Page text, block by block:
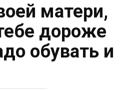
матери,
дороже
обувать и